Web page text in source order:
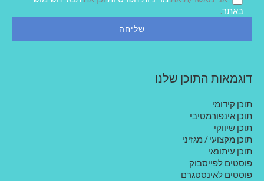
באתר.
דוגמאות התוכן שלנו
תוכן קידומי
תוכן אינפורמטיבי
תוכן שיווקי
תוכן מקצועי / מגזיני
תוכן עיתונאי
פוסטים לפייסבוק
פוסטים לאינסטגרם